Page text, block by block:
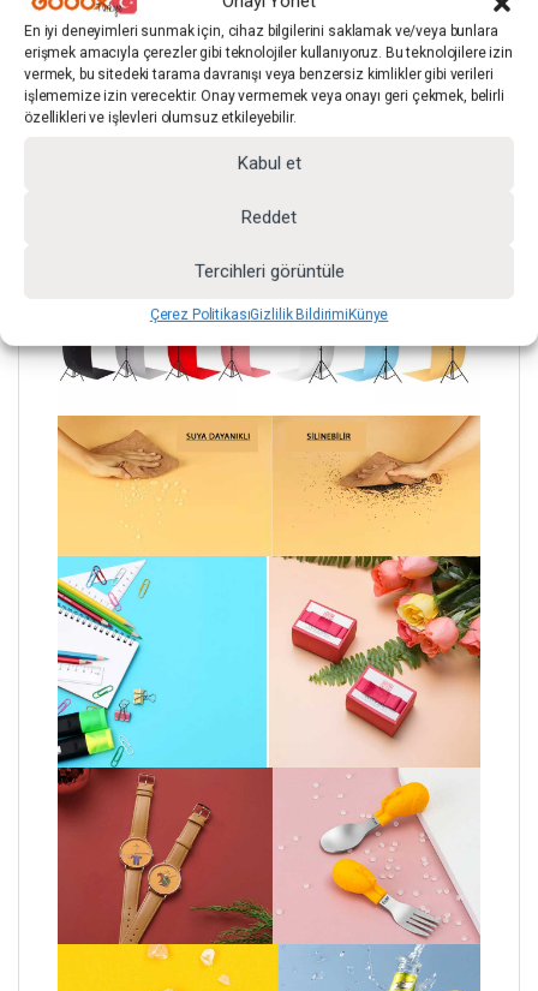
En iyi deneyimleri sunmak için, cihaz bilgilerini saklamak ve/veya bunlara
erişmek amacıyla çerezler gibi teknolojiler kullanıyoruz. Bu teknolojilere izin
vermek, bu sitedeki tarama davranışı veya benzersiz kimlikler gibi verileri
işlememize izin verecektir. Onay vermemek veya onayı geri çekmek, belirli
özellikleri ve işlevleri olumsuz etkileyebilir.
Kabul et
Reddet
Tercihleri görüntüle
Çerez PolitikasıGizlilik BildirimiKünye
Ölçü 120 × 200 cm
Malzeme PVC – Dayanıklı ve Esnek Yapı
Stil
Düz Renk (Light Orange / Açık
Silinebilir Yüzey